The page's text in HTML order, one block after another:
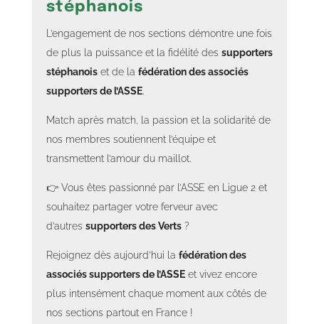
stéphanois
L’engagement de nos sections démontre une fois
de plus la puissance et la fidélité des supporters
stéphanois et de la fédération des associés
supporters de l’ASSE.
Match après match, la passion et la solidarité de
nos membres soutiennent l’équipe et
transmettent l’amour du maillot.
👉 Vous êtes passionné par l’ASSE en Ligue 2 et
souhaitez partager votre ferveur avec
d’autres supporters des Verts ?
Rejoignez dès aujourd’hui la fédération des
associés supporters de l’ASSE et vivez encore
plus intensément chaque moment aux côtés de
nos sections partout en France !